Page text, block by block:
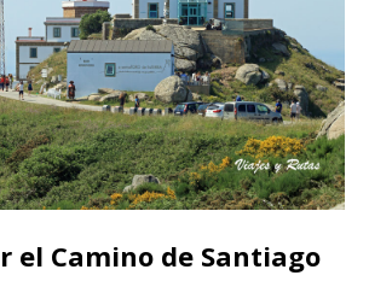
el Camino de Santiago